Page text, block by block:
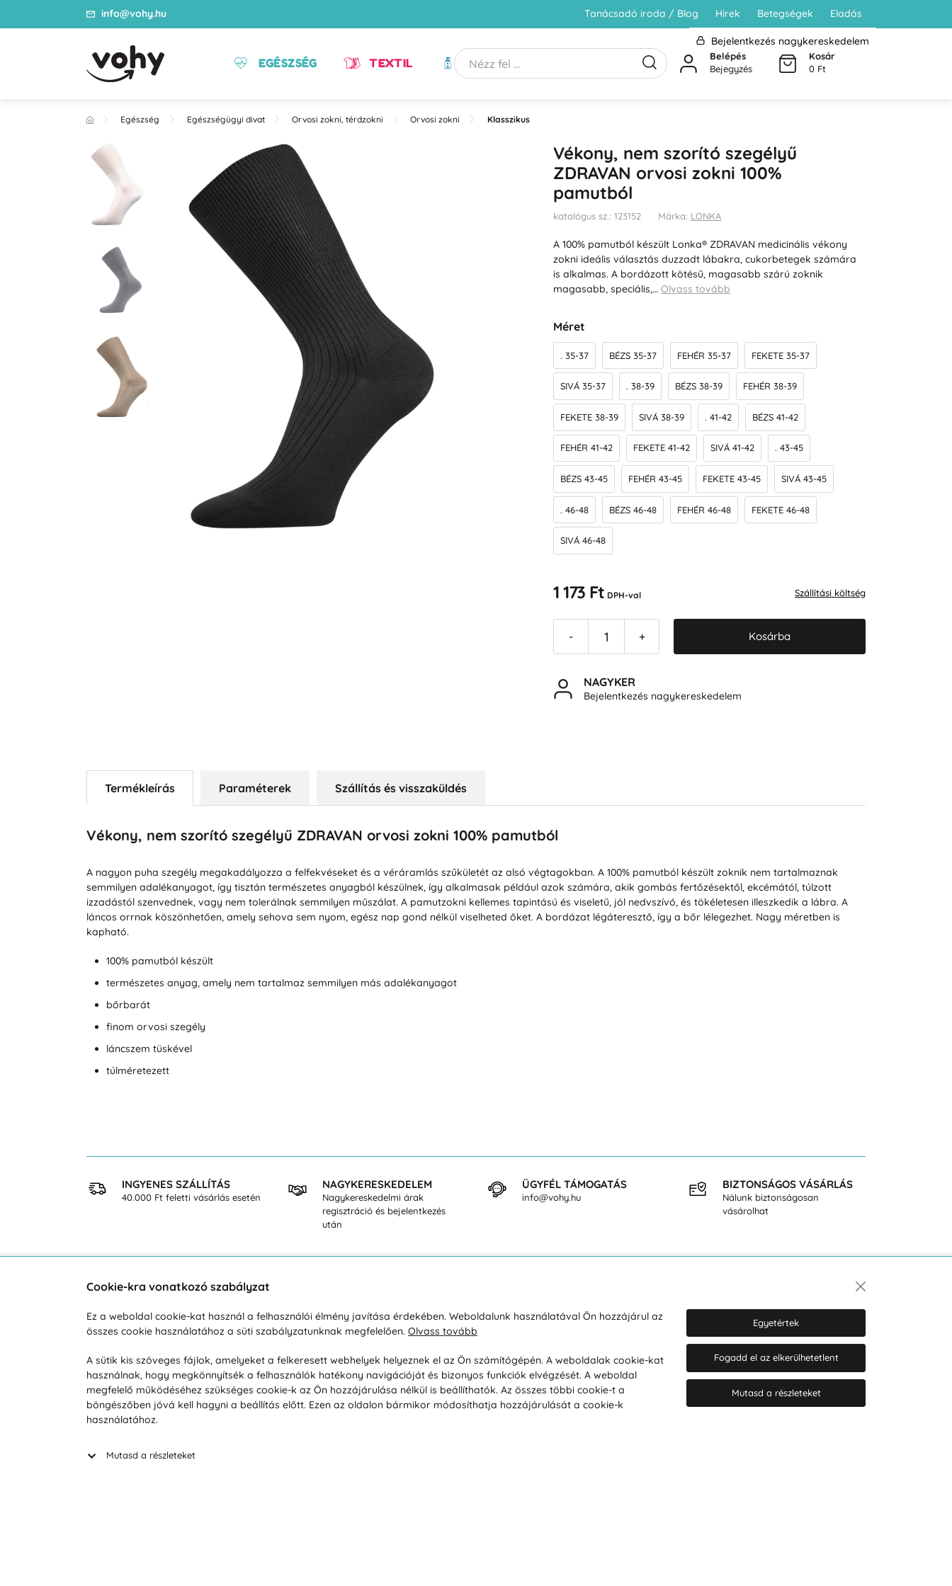
info@vohy.hu Tanácsadó iroda / Blog Hírek Betegségek Eladás
Bejelentkezés nagykereskedelem
EGÉSZSÉG TEXTIL HIGIÉNIA
Belépés
Bejegyzés
Kosár
0 Ft
Egészség Egészségügyi divat Orvosi zokni, térdzokni Orvosi zokni Klasszikus
Vékony, nem szorító szegélyű
ZDRAVAN orvosi zokni 100%
pamutból
katalógus sz.: 123152 Márka: LONKA
A 100% pamutból készült Lonka® ZDRAVAN medicinális vékony
zokni ideális választás duzzadt lábakra, cukorbetegek számára
is alkalmas. A bordázott kötésű, magasabb szárú zoknik
magasabb, speciális,…Olvass tovább
Méret
. 35-37 BÉZS 35-37 FEHÉR 35-37 FEKETE 35-37
SIVÁ 35-37 . 38-39 BÉZS 38-39 FEHÉR 38-39
FEKETE 38-39 SIVÁ 38-39 . 41-42 BÉZS 41-42
FEHÉR 41-42 FEKETE 41-42 SIVÁ 41-42 . 43-45
BÉZS 43-45 FEHÉR 43-45 FEKETE 43-45 SIVÁ 43-45
. 46-48 BÉZS 46-48 FEHÉR 46-48 FEKETE 46-48
SIVÁ 46-48
1 173 Ft DPH-val Szállítási költség
- + Kosárba
NAGYKER
Bejelentkezés nagykereskedelem
Termékleírás Paraméterek Szállítás és visszaküldés
Vékony, nem szorító szegélyű ZDRAVAN orvosi zokni 100% pamutból
A nagyon puha szegély megakadályozza a felfekvéseket és a véráramlás szűkületét az alsó végtagokban. A 100% pamutból készült zoknik nem tartalmaznak
semmilyen adalékanyagot, így tisztán természetes anyagból készülnek, így alkalmasak például azok számára, akik gombás fertőzésektől, ekcémától, túlzott
izzadástól szenvednek, vagy nem tolerálnak semmilyen műszálat. A pamutzokni kellemes tapintású és viseletű, jól nedvszívó, és tökéletesen illeszkedik a lábra. A
láncos orrnak köszönhetően, amely sehova sem nyom, egész nap gond nélkül viselheted őket. A bordázat légáteresztő, így a bőr lélegezhet. Nagy méretben is
kapható.
100% pamutból készült
természetes anyag, amely nem tartalmaz semmilyen más adalékanyagot
bőrbarát
finom orvosi szegély
láncszem tüskével
túlméretezett
INGYENES SZÁLLÍTÁS
40.000 Ft feletti vásárlás esetén
NAGYKERESKEDELEM
Nagykereskedelmi árak
regisztráció és bejelentkezés
után
ÜGYFÉL TÁMOGATÁS
info@vohy.hu
BIZTONSÁGOS VÁSÁRLÁS
Nálunk biztonságosan
vásárolhat
Hétköznap 8:00-tól 16:00-ig
info@vohy.hu
Reklamáció / Áru visszaküldése
Szállítás és fizetés
Üzleti feltételek
Visszaküldési politika
Társaságról
Magánélet
Tanácsadó iroda
Hozzájárulok a személyes adatok
marketing célú kezeléséhez.
Személyes adatok védelmére
Cookie-kra vonatkozó szabályzat
Ez a weboldal cookie-kat használ a felhasználói élmény javítása érdekében. Weboldalunk használatával Ön hozzájárul az
összes cookie használatához a süti szabályzatunknak megfelelően. Olvass tovább
A sütik kis szöveges fájlok, amelyeket a felkeresett webhelyek helyeznek el az Ön számítógépén. A weboldalak cookie-kat
használnak, hogy megkönnyítsék a felhasználók hatékony navigációját és bizonyos funkciók elvégzését. A weboldal
megfelelő működéséhez szükséges cookie-k az Ön hozzájárulása nélkül is beállíthatók. Az összes többi cookie-t a
böngészőben jóvá kell hagyni a beállítás előtt. Ezen az oldalon bármikor módosíthatja hozzájárulását a cookie-k
használatához.
Mutasd a részleteket
Egyetértek
Fogadd el az elkerülhetetlent
Mutasd a részleteket